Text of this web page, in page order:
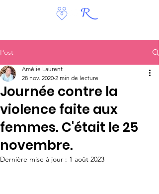
Post
Journée contre la
violence faite aux
femmes. C'était le 25
novembre.
Amélie Laurent
28 nov. 2020 2 min de lecture
Dernière mise à jour : 1 août 2023